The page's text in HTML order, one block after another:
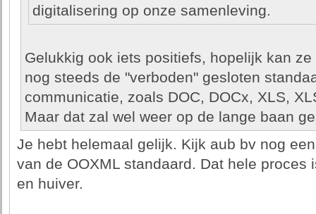
digitalisering op onze samenleving.
Gelukkig ook iets positiefs, hopelijk kan
nog steeds de "verboden" gesloten
communicatie, zoals DOC, DOCx, XLS,
Maar dat zal wel weer op de lange baan
Je hebt helemaal gelijk. Kijk aub bv nog
van de OOXML standaard. Dat hele proces
en huiver.